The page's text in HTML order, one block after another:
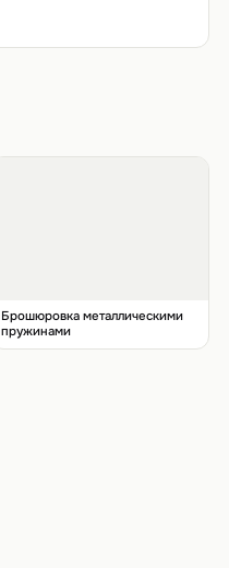
Брошюровка металлическими
пружинами